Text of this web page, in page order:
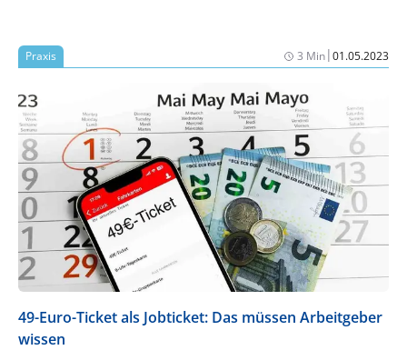
Praxis 3 Min|01.05.2023
49-Euro-Ticket als Jobticket: Das müssen Arbeitgeber
wissen